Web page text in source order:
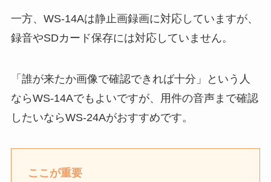
一方、WS-14Aは静止画録画に対応していますが、
録音やSDカード保存には対応していません。
「誰が来たか画像で確認できれば十分」という人
ならWS-14Aでもよいですが、用件の音声まで確認
したいならWS-24Aがおすすめです。
ここが重要